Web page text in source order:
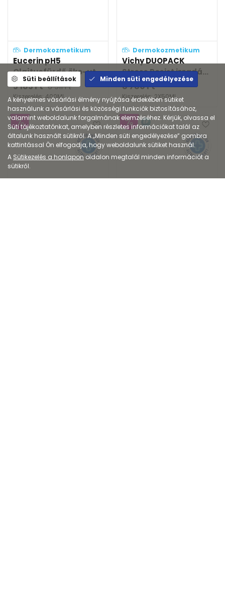
Dermokozmetikum
Eucerin pH5
Olajtusfürdő öko-ut...
5 183Ft 6 911Ft
Kiszerelés: 400ML
Dermokozmetikum
Vichy DUOPACK
Stress Resist izzadá...
8 780Ft
Kiszerelés: 2X50ML
EP
Süti beállítások Minden süti engedélyezése
A kényelmes vásárlási élmény nyújtása érdekében sütiket
használunk a vásárlási és közösségi funkciók biztosításához,
valamint weboldalunk forgalmának elemzéséhez. Kérjük, olvassa el
Süti tájékoztatónkat, amelyben részletes információkat talál az
általunk használt sütikről. A „Minden süti engedélyezése” gombra
kattintással Ön elfogadja, hogy weboldalunk sütiket használ.
A Sütikezelés a honlapon oldalon megtalál minden információt a
sütikről.